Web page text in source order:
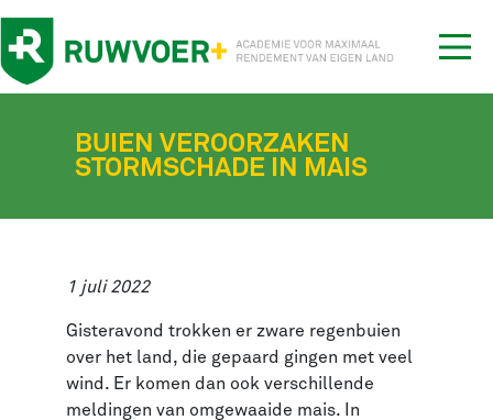
BUIEN VEROORZAKEN
STORMSCHADE IN MAIS
1 juli 2022
Gisteravond trokken er zware regenbuien
over het land, die gepaard gingen met veel
wind. Er komen dan ook verschillende
meldingen van omgewaaide mais. In